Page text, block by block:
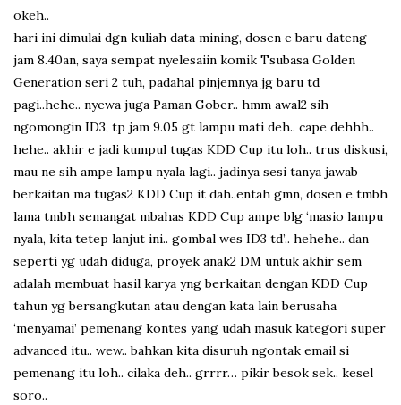
okeh..
hari ini dimulai dgn kuliah data mining, dosen e baru dateng
jam 8.40an, saya sempat nyelesaiin komik Tsubasa Golden
Generation seri 2 tuh, padahal pinjemnya jg baru td
pagi..hehe.. nyewa juga Paman Gober.. hmm awal2 sih
ngomongin ID3, tp jam 9.05 gt lampu mati deh.. cape dehhh..
hehe.. akhir e jadi kumpul tugas KDD Cup itu loh.. trus diskusi,
mau ne sih ampe lampu nyala lagi.. jadinya sesi tanya jawab
berkaitan ma tugas2 KDD Cup it dah..entah gmn, dosen e tmbh
lama tmbh semangat mbahas KDD Cup ampe blg ‘masio lampu
nyala, kita tetep lanjut ini.. gombal wes ID3 td’.. hehehe.. dan
seperti yg udah diduga, proyek anak2 DM untuk akhir sem
adalah membuat hasil karya yng berkaitan dengan KDD Cup
tahun yg bersangkutan atau dengan kata lain berusaha
‘menyamai’ pemenang kontes yang udah masuk kategori super
advanced itu.. wew.. bahkan kita disuruh ngontak email si
pemenang itu loh.. cilaka deh.. grrrr… pikir besok sek.. kesel
soro..